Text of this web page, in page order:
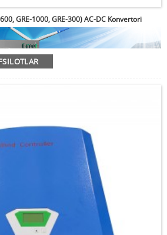
GRE-1000, GRE-300) AC-DC Konvertori